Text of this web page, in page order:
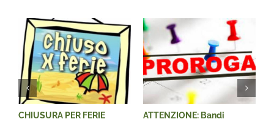
CHIUSURA PER FERIE
ATTENZIONE: Bandi